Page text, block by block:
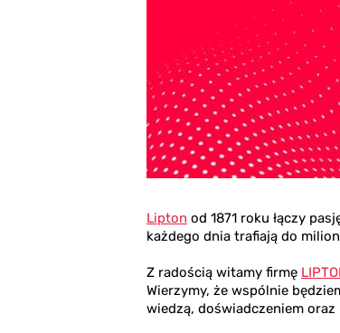
Lipton od 1871 roku łączy
każdego dnia trafiają do
Z radością witamy firmę
Wierzymy, że wspólnie
wiedzą, doświadczeniem